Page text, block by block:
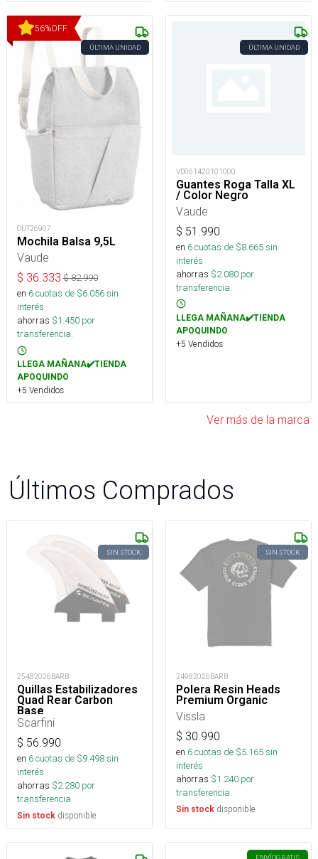
56%OFF
ÚLTIMA UNIDAD
OUT26907
Mochila Balsa 9,5L
Vaude
$ 36.333 $82.990
en 6cuotas de $6.056sin
interés
ahorras $1.450 por
transferencia.
LLEGA MAÑANA✔️TIENDA
APOQUINDO
+5 Vendidos
ÚLTIMA UNIDAD
VD061420101000
Guantes Roga Talla XL
/ Color Negro
Vaude
$ 51.990
en 6cuotas de $8.665sin
interés
ahorras $2.080 por
transferencia.
LLEGA MAÑANA✔️TIENDA
APOQUINDO
+5 Vendidos
Ver más de la marca
Últimos Comprados
SIN STOCK
25482026BARB
Quillas Estabilizadores
Quad Rear Carbon
Base
Scarfini
$ 56.990
en 6cuotas de $9.498sin
interés
ahorras $2.280 por
transferencia.
Sin stock disponible
SIN STOCK
24982026BARB
Polera Resin Heads
Premium Organic
Vissla
$ 30.990
en 6cuotas de $5.165sin
interés
ahorras $1.240 por
transferencia.
Sin stock disponible
ENVÍOGRATIS